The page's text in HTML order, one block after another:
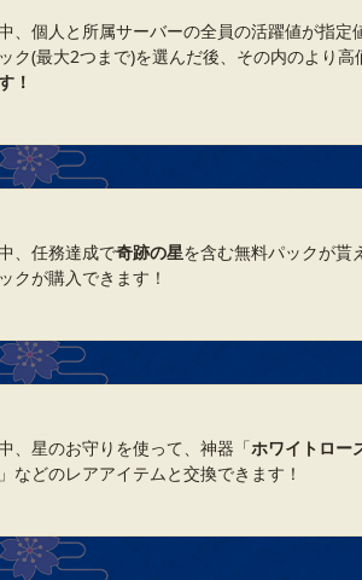
、個人と所属サーバーの全員の活躍値が指定
ク(最大2つまで)を選んだ後、その内のより高
！
、任務達成で奇跡の星を含む無料パックが貰
クが購入できます！
、星のお守りを使って、神器「ホワイトロー
」などのレアアイテムと交換できます！